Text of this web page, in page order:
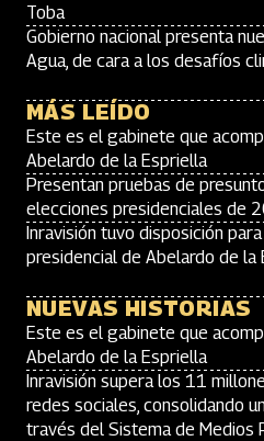
Toba
Gobierno nacional presenta
Agua, de cara a los desafíos
MÁS LEÍDO
Este es el gabinete que
Abelardo de la Espriella
Presentan pruebas de
elecciones presidenciales de
Inravisión tuvo disposición
presidencial de Abelardo de la
NUEVAS HISTORIAS
Este es el gabinete que
Abelardo de la Espriella
Inravisión supera los 11
redes sociales, consolidando
través del Sistema de Medios